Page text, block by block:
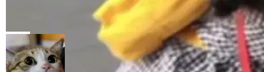
个独立于业务线程的全局通信引擎（Engine），
Coding 从个人辅助工具逐步走向团队级、组织
级应用，企业在规模化落地过程中，对安全性、
可控性和代码质量提出了更高要求。 首先是数据
安全与合规要求。对于大多数普通研发场景，公
有云模型能够满足快速试用和效率提升的需求。
产品应用、支撑保障、专题等五大方向。深信服
AI算力网关（AI创新平台）成功入选！ 随着各行
各业的Agent走向规模化建设，算力构成形态逐
渐丰富，用户关注的重点也在发生变化：不只是
让AI用起来，还要进一步看清混合算力时代下，
Jeff Dean 离开 Google：一个时代的结
束，一个实验室的开始
Google 员工编号 20。MapReduce 作者之一。
Bigtable 作者之一。TensorFlow 的作者之一。
Gemini 的架构师。Google 首席科学家。 Jeff D
ean 在 Google 工作了 27 年后，宣布离职。 他
局
🔥 SolonCode v2026.8.4 发布：界面